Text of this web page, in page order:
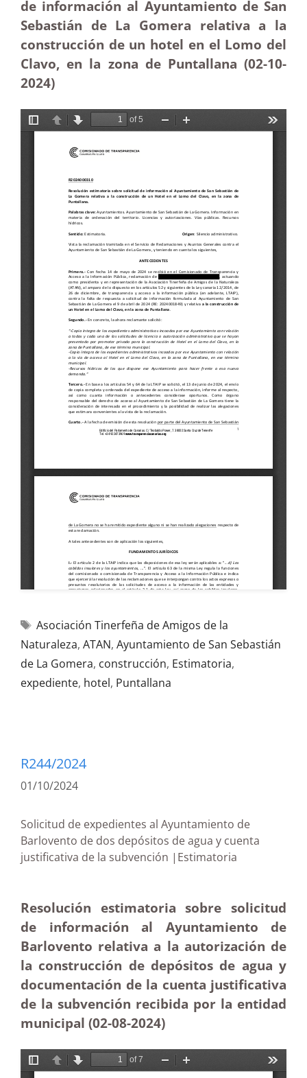
de información al Ayuntamiento de San
Sebastián de La Gomera relativa a la
construcción de un hotel en el Lomo del
Clavo, en la zona de Puntallana (02-10-
2024)
Asociación Tinerfeña de Amigos de la
Naturaleza, ATAN, Ayuntamiento de San Sebastián
de La Gomera, construcción, Estimatoria,
expediente, hotel, Puntallana
R244/2024
01/10/2024
Solicitud de expedientes al Ayuntamiento de
Barlovento de dos depósitos de agua y cuenta
justificativa de la subvención |Estimatoria
Resolución estimatoria sobre solicitud
de información al Ayuntamiento de
Barlovento relativa a la autorización de
la construcción de depósitos de agua y
documentación de la cuenta justificativa
de la subvención recibida por la entidad
municipal (02-08-2024)